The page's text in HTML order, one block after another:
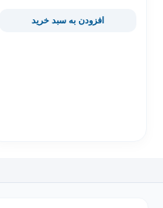
افزودن به سبد خرید